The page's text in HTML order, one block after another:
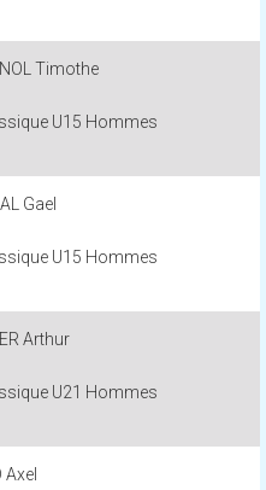
Timothe
U15 Hommes
Gael
U15 Hommes
Arthur
U21 Hommes
Axel